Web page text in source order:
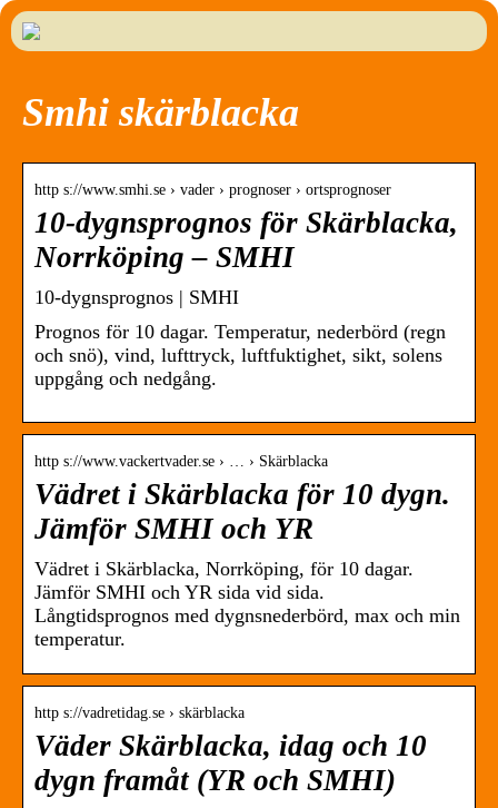
Smhi skärblacka
http s://www.smhi.se › vader › prognoser › ortsprognoser
10-dygnsprognos för Skärblacka,
Norrköping – SMHI
10-dygnsprognos | SMHI
Prognos för 10 dagar. Temperatur, nederbörd (regn
och snö), vind, lufttryck, luftfuktighet, sikt, solens
uppgång och nedgång.
http s://www.vackertvader.se › … › Skärblacka
Vädret i Skärblacka för 10 dygn.
Jämför SMHI och YR
Vädret i Skärblacka, Norrköping, för 10 dagar.
Jämför SMHI och YR sida vid sida.
Långtidsprognos med dygnsnederbörd, max och min
temperatur.
http s://vadretidag.se › skärblacka
Väder Skärblacka, idag och 10
dygn framåt (YR och SMHI)